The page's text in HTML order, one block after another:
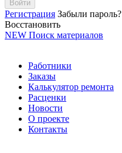
Войти
Регистрация Забыли пароль?
Восстановить
NEW Поиск материалов
Работники
Заказы
Калькулятор ремонта
Расценки
Новости
О проекте
Контакты